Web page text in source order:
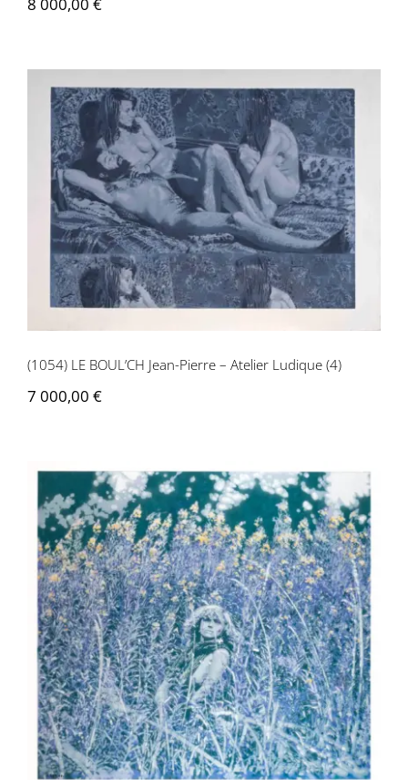
8 000,00 €
(1054) LE BOUL’CH Jean-Pierre – Atelier
Ludique (4)
(1054) LE BOUL’CH Jean-Pierre – Atelier Ludique (4)
7 000,00 €
26039 – Regard le long des routes – LE
BOUL’CH Jean-Pierre